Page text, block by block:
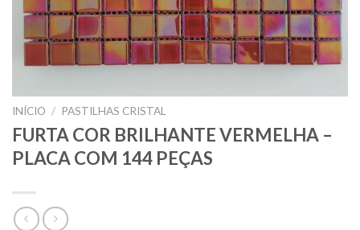
INÍCIO / PASTILHAS CRISTAL
FURTA COR BRILHANTE VERMELHA –
PLACA COM 144 PEÇAS